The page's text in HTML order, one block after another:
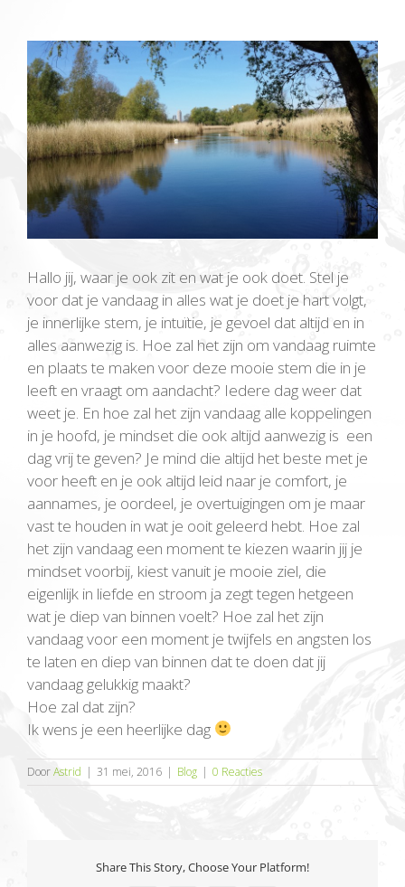
Bekijk
grotere
afbeelding
Hallo jij, waar je ook zit en wat je ook doet. Stel je
voor dat je vandaag in alles wat je doet je hart volgt,
je innerlijke stem, je intuïtie, je gevoel dat altijd en in
alles aanwezig is. Hoe zal het zijn om vandaag ruimte
en plaats te maken voor deze mooie stem die in je
leeft en vraagt om aandacht? Iedere dag weer dat
weet je. En hoe zal het zijn vandaag alle koppelingen
in je hoofd, je mindset die ook altijd aanwezig is een
dag vrij te geven? Je mind die altijd het beste met je
voor heeft en je ook altijd leid naar je comfort, je
aannames, je oordeel, je overtuigingen om je maar
vast te houden in wat je ooit geleerd hebt. Hoe zal
het zijn vandaag een moment te kiezen waarin jij je
mindset voorbij, kiest vanuit je mooie ziel, die
eigenlijk in liefde en stroom ja zegt tegen hetgeen
wat je diep van binnen voelt? Hoe zal het zijn
vandaag voor een moment je twijfels en angsten los
te laten en diep van binnen dat te doen dat jij
vandaag gelukkig maakt?
Hoe zal dat zijn?
Ik wens je een heerlijke dag
DoorAstrid | 31 mei, 2016 | Blog | 0 Reacties
Share This Story, Choose Your Platform!